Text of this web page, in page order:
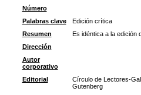
Número
Palabras clave
Edición crítica
Resumen
Es idéntica a la edición
Dirección
Autor
corporativo
Editorial
Círculo de Lectores-
Gutenberg